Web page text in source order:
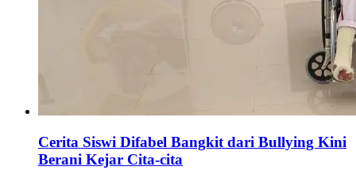
Cerita Siswi Difabel Bangkit dari Bullying Kini
Berani Kejar Cita-cita